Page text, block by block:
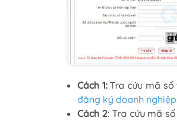
Cách 1:Tra cứu mã số
đăng ký doanh nghiệp
Cách 2: Tra cứu mã